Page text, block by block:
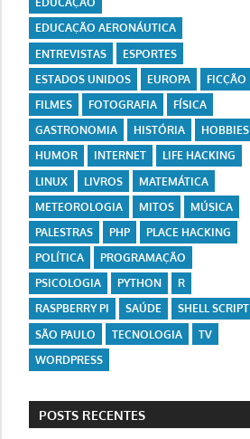
EDUCAÇÃO AERONÁUTICA
ENTREVISTAS
ESPORTES
ESTADOS UNIDOS
EUROPA
FICÇÃO
FILMES
FOTOGRAFIA
FÍSICA
GASTRONOMIA
HISTÓRIA
HOBBIES
HUMOR
INTERNET
LIFE HACKING
LINUX
LIVROS
MATEMÁTICA
METEOROLOGIA
MITOS
MÚSICA
PALESTRAS
PHP
PLACE HACKING
POLÍTICA
PROGRAMAÇÃO
PSICOLOGIA
PYTHON
R
RASPBERRY PI
SAÚDE
SHELL SCRIPT
SÃO PAULO
TECNOLOGIA
TV
WORDPRESS
POSTS RECENTES